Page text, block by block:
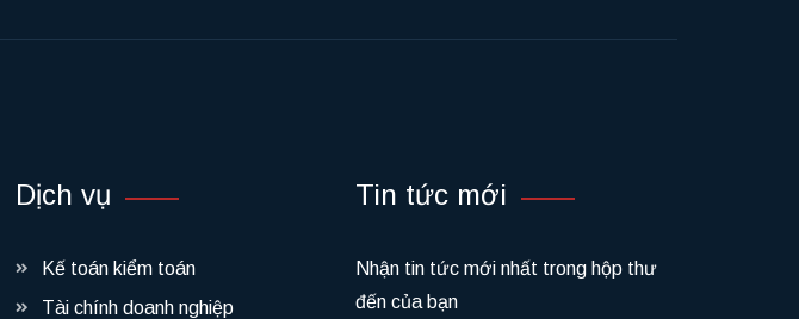
Dịch vụ
Kế toán kiểm toán
Tài chính doanh nghiệp
Tin tức mới
Nhận tin tức mới nhất trong hộp thư
đến của bạn